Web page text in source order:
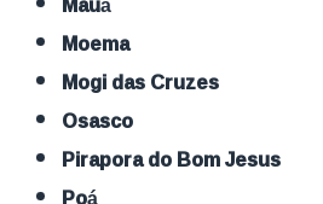
Moema
Mogi das Cruzes
Osasco
Pirapora do Bom Jesus